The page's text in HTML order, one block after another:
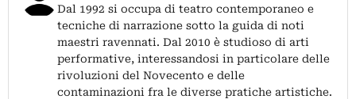
Dal 1992 si occupa di teatro contemporaneo e
tecniche di narrazione sotto la guida di noti
maestri ravennati. Dal 2010 è studioso di arti
performative, interessandosi in particolare delle
rivoluzioni del Novecento e delle
contaminazioni fra le diverse pratiche artistiche.